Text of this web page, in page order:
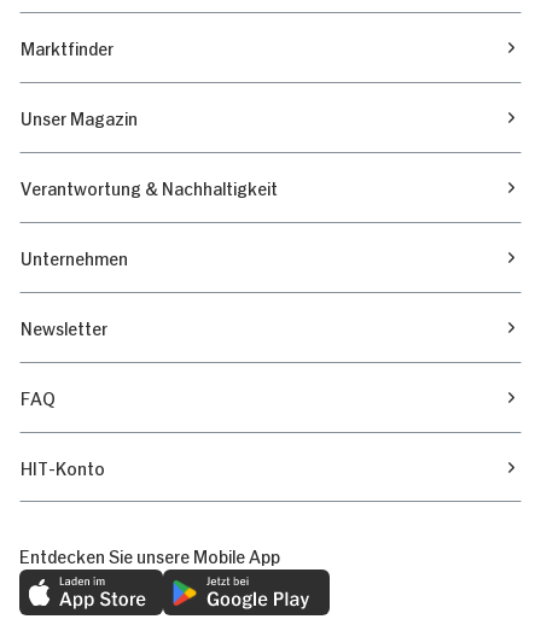
Marktfinder
Unser Magazin
Verantwortung & Nachhaltigkeit
Unternehmen
Newsletter
FAQ
HIT-Konto
Entdecken Sie unsere Mobile App